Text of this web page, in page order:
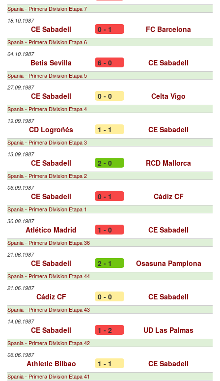
Spania - Primera Division Etapa 7
18.10.1987
CE Sabadell 0 - 1 FC Barcelona
Spania - Primera Division Etapa 6
04.10.1987
Betis Sevilla 6 - 0 CE Sabadell
Spania - Primera Division Etapa 5
27.09.1987
CE Sabadell 0 - 0 Celta Vigo
Spania - Primera Division Etapa 4
19.09.1987
CD Logroñés 1 - 1 CE Sabadell
Spania - Primera Division Etapa 3
13.09.1987
CE Sabadell 2 - 0 RCD Mallorca
Spania - Primera Division Etapa 2
06.09.1987
CE Sabadell 0 - 1 Cádiz CF
Spania - Primera Division Etapa 1
30.08.1987
Atlético Madrid 1 - 0 CE Sabadell
Spania - Primera Division Etapa 36
21.06.1987
CE Sabadell 2 - 1 Osasuna Pamplona
Spania - Primera Division Etapa 44
21.06.1987
Cádiz CF 0 - 0 CE Sabadell
Spania - Primera Division Etapa 43
14.06.1987
CE Sabadell 1 - 2 UD Las Palmas
Spania - Primera Division Etapa 42
06.06.1987
Athletic Bilbao 1 - 1 CE Sabadell
Spania - Primera Division Etapa 41